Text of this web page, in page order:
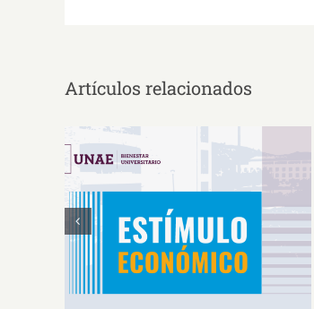
Artículos relacionados
Estímulos Económicos para
Deportistas de Alto
Rendimiento IS2026